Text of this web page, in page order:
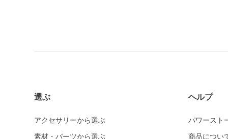
オレンジガーネット
選ぶ
アクセサリーから選ぶ
素材・パーツから選ぶ
ヘルプ
パワースト
商品につい